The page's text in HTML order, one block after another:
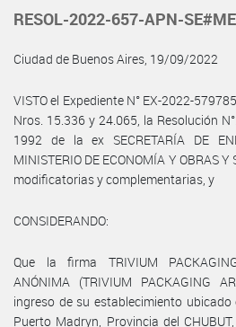
RESOL-2022-657-APN-
Ciudad de Buenos Aires, 19/09/2022
VISTO el Expediente N° EX-2022-
Nros. 15.336 y 24.065, la Resolución
1992 de la ex SECRETARÍA DE
MINISTERIO DE ECONOMÍA Y OBRAS
modificatorias y complementarias, y
CONSIDERANDO:
Que la firma TRIVIUM
ANÓNIMA (TRIVIUM PACKAGING
ingreso de su establecimiento ubicado
Puerto Madryn, Provincia del